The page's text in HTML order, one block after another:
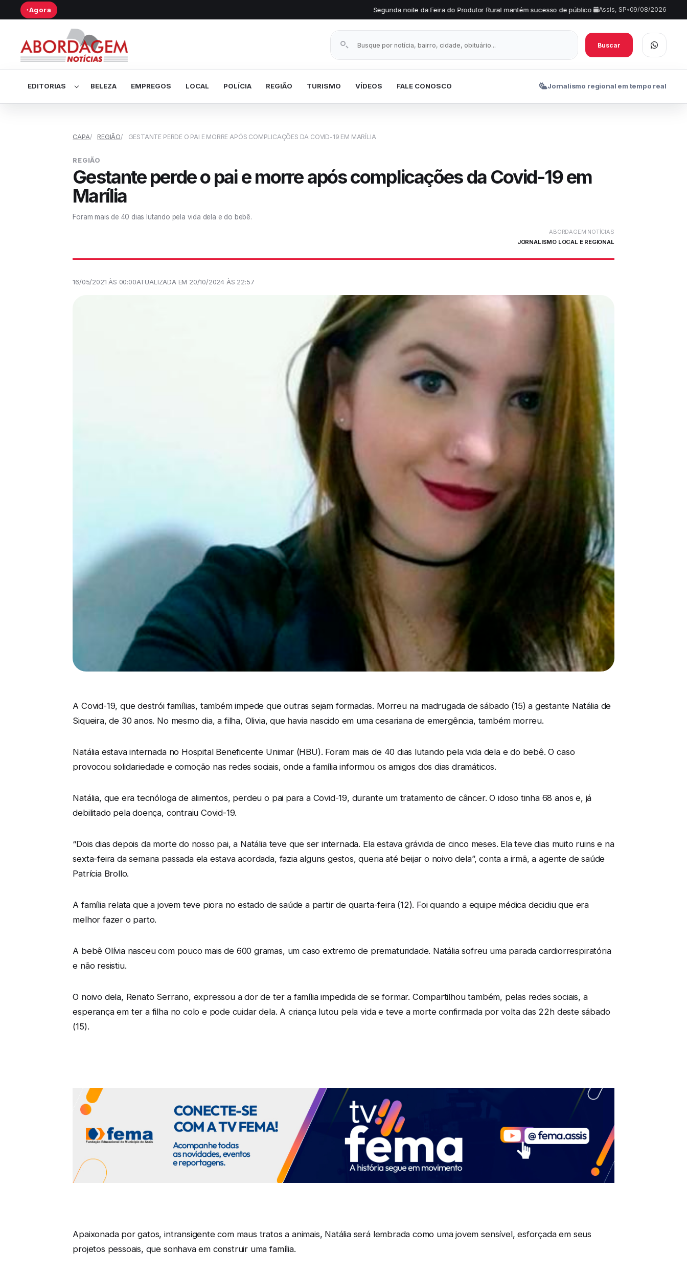
● Agora Segunda noite da Feira do Produtor Rural mantém sucesso de público em Tarumã • AME Assis investe em
Assis, SP•09/08/2026
Buscar notícias
Buscar
EDITORIAS BELEZA EMPREGOS LOCAL POLÍCIA REGIÃO TURISMO VÍDEOS FALE CONOSCO Jornalismo regional em tempo real
CAPA REGIÃO GESTANTE PERDE O PAI E MORRE APÓS COMPLICAÇÕES DA COVID-19 EM MARÍLIA
REGIÃO
Gestante perde o pai e morre após complicações da Covid-19 em
Marília
Foram mais de 40 dias lutando pela vida dela e do bebê.
ABORDAGEM NOTÍCIAS
JORNALISMO LOCAL E REGIONAL
16/05/2021 ÀS 00:00ATUALIZADA EM 20/10/2024 ÀS 22:57
A Covid-19, que destrói famílias, também impede que outras sejam formadas. Morreu na madrugada de sábado (15) a gestante Natália de
Siqueira, de 30 anos. No mesmo dia, a filha, Olivia, que havia nascido em uma cesariana de emergência, também morreu.
Natália estava internada no Hospital Beneficente Unimar (HBU). Foram mais de 40 dias lutando pela vida dela e do bebê. O caso
provocou solidariedade e comoção nas redes sociais, onde a família informou os amigos dos dias dramáticos.
Natália, que era tecnóloga de alimentos, perdeu o pai para a Covid-19, durante um tratamento de câncer. O idoso tinha 68 anos e, já
debilitado pela doença, contraiu Covid-19.
“Dois dias depois da morte do nosso pai, a Natália teve que ser internada. Ela estava grávida de cinco meses. Ela teve dias muito ruins e na
sexta-feira da semana passada ela estava acordada, fazia alguns gestos, queria até beijar o noivo dela”, conta a irmã, a agente de saúde
Patrícia Brollo.
A família relata que a jovem teve piora no estado de saúde a partir de quarta-feira (12). Foi quando a equipe médica decidiu que era
melhor fazer o parto.
A bebê Olívia nasceu com pouco mais de 600 gramas, um caso extremo de prematuridade. Natália sofreu uma parada cardiorrespiratória
e não resistiu.
O noivo dela, Renato Serrano, expressou a dor de ter a família impedida de se formar. Compartilhou também, pelas redes sociais, a
esperança em ter a filha no colo e pode cuidar dela. A criança lutou pela vida e teve a morte confirmada por volta das 22h deste sábado
(15).
Apaixonada por gatos, intransigente com maus tratos a animais, Natália será lembrada como uma jovem sensível, esforçada em seus
projetos pessoais, que sonhava em construir uma família.